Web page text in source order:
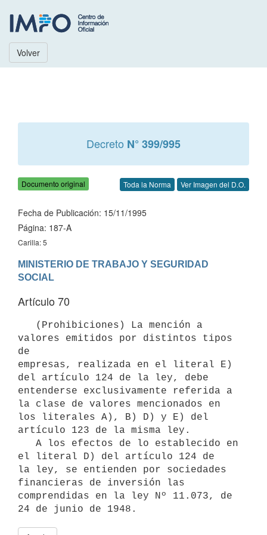
Volver
Decreto N° 399/995
Documento original Toda la Norma Ver Imagen del D.O.
Fecha de Publicación: 15/11/1995
Página: 187-A
Carilla: 5
MINISTERIO DE TRABAJO Y SEGURIDAD
Artículo 70
valores emitidos por distintos tipos
de
empresas, realizada en el literal E)
del artículo 124 de la ley, debe
entenderse exclusivamente referida a
la clase de valores mencionados en
los literales A), B) D) y E) del
artículo 123 de la misma ley.
el literal D) del artículo 124 de
la ley, se entienden por sociedades
financieras de inversión las
comprendidas en la ley Nº 11.073, de